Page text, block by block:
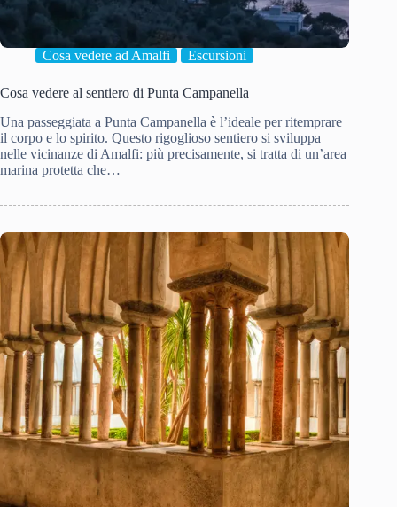
Cosa vedere ad Amalfi Escursioni
Cosa vedere al sentiero di Punta Campanella
Una passeggiata a Punta Campanella è l’ideale per ritemprare
il corpo e lo spirito. Questo rigoglioso sentiero si sviluppa
nelle vicinanze di Amalfi: più precisamente, si tratta di un’area
marina protetta che…